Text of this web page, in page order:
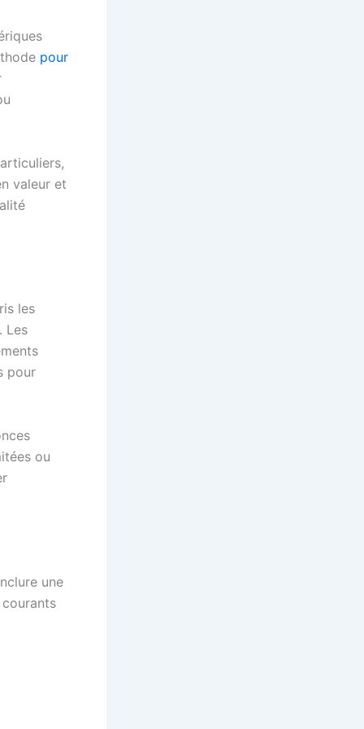
pour
valeur et
les
Les
pour
ou
une